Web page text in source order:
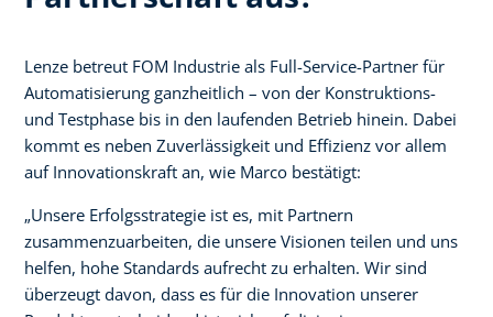
Lenze betreut FOM Industrie als Full-Service-Partner für
Automatisierung ganzheitlich – von der Konstruktions-
und Testphase bis in den laufenden Betrieb hinein. Dabei
kommt es neben Zuverlässigkeit und Effizienz vor allem
auf Innovationskraft an, wie Marco bestätigt:
„Unsere Erfolgsstrategie ist es, mit Partnern
zusammenzuarbeiten, die unsere Visionen teilen und uns
helfen, hohe Standards aufrecht zu erhalten. Wir sind
überzeugt davon, dass es für die Innovation unserer